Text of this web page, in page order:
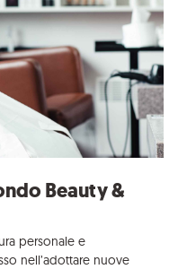
Beauty &
personale e
nell’adottare nuove